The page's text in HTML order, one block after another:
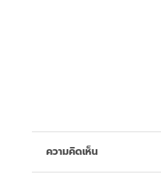
ความคิดเห็น